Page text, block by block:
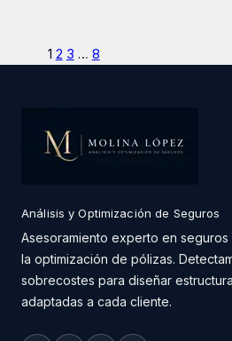
1 2 3 … 8
Análisis y Optimización de Seguros
Asesoramiento experto en
la optimización de pólizas.
sobrecostes para diseñar
adaptadas a cada cliente.